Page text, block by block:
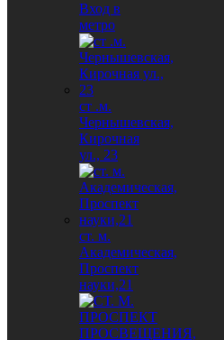
Вход в
метро
ст .м.
Чернышевская,
Кирочная
ул., 23
ст. м.
Академическая,
Проспект
науки,21